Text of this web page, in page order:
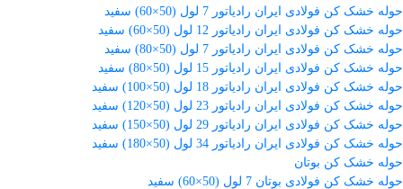
حوله خشک کن فولادی ایران رادیاتور 7 لول (50×60) سفید
حوله خشک کن فولادی ایران رادیاتور 12 لول (50×60) سفید
حوله خشک کن فولادی ایران رادیاتور 7 لول (50×80) سفید
حوله خشک کن فولادی ایران رادیاتور 15 لول (50×80) سفید
حوله خشک کن فولادی ایران رادیاتور 18 لول (50×100) سفید
حوله خشک کن فولادی ایران رادیاتور 23 لول (50×120) سفید
حوله خشک کن فولادی ایران رادیاتور 29 لول (50×150) سفید
حوله خشک کن فولادی ایران رادیاتور 34 لول (50×180) سفید
حوله خشک کن بوتان
حوله خشک کن فولادی بوتان 7 لول (50×60) سفید